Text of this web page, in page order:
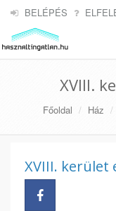
BELÉPÉS
XVIII.
Főoldal Ház
XVIII. kerület